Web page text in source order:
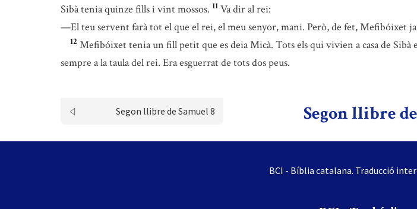
Sibà tenia quinze fills i vint mossos. 11 Va dir al rei:
—El teu servent farà tot el que el rei, el meu senyor, mani. Però, de fet, Mefibóixet ja
12 Mefibóixet tenia un fill petit que es deia Micà. Tots els qui vivien a casa de Sibà
sempre a la taula del rei. Era esguerrat de tots dos peus.
Segon llibre de Samuel 8 Segon llibre
BCI - Bíblia catalana. Traducció